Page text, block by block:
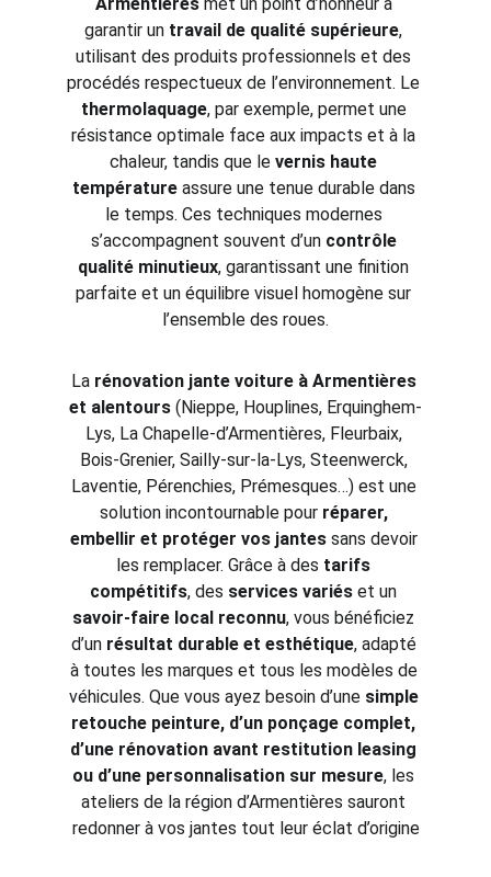
garantir un travail de qualité supérieure,
utilisant des produits professionnels et des
procédés respectueux de l’environnement. Le
thermolaquage, par exemple, permet une
résistance optimale face aux impacts et à la
chaleur, tandis que le vernis haute
température assure une tenue durable dans
le temps. Ces techniques modernes
s’accompagnent souvent d’un contrôle
qualité minutieux, garantissant une finition
parfaite et un équilibre visuel homogène sur
l’ensemble des roues.
La rénovation jante voiture à Armentières
et alentours (Nieppe, Houplines, Erquinghem-
Lys, La Chapelle-d’Armentières, Fleurbaix,
Bois-Grenier, Sailly-sur-la-Lys, Steenwerck,
Laventie, Pérenchies, Prémesques…) est une
solution incontournable pour réparer,
embellir et protéger vos jantes sans devoir
les remplacer. Grâce à des tarifs
compétitifs, des services variés et un
savoir-faire local reconnu, vous bénéficiez
d’un résultat durable et esthétique, adapté
à toutes les marques et tous les modèles de
véhicules. Que vous ayez besoin d’une simple
retouche peinture, d’un ponçage complet,
d’une rénovation avant restitution leasing
ou d’une personnalisation sur mesure, les
ateliers de la région d’Armentières sauront
redonner à vos jantes tout leur éclat d’origine